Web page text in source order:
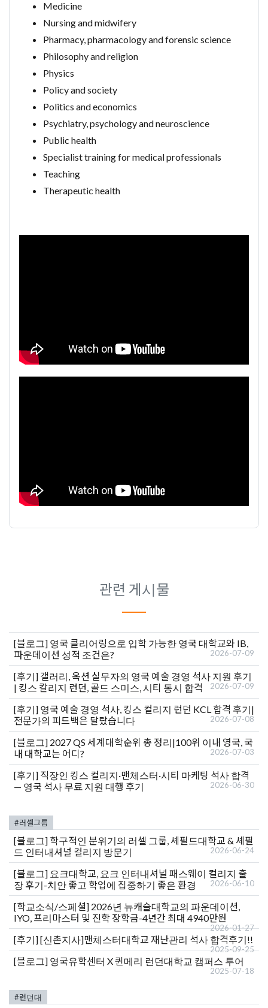
Medicine
Nursing and midwifery
Pharmacy, pharmacology and forensic science
Philosophy and religion
Physics
Policy and society
Politics and economics
Psychiatry, psychology and neuroscience
Public health
Specialist training for medical professionals
Teaching
Therapeutic health
관련 게시물
[블로그] 영국 클리어링으로 입학 가능한 영국 대학교와 IB,
파운데이션 성적 조건은?
2026-07-09
[후기] 갤러리, 옥션 실무자의 영국 예술 경영 석사 지원 후기
| 킹스 칼리지 런던, 골드 스미스, 시티 동시 합격
2026-07-09
[후기] 영국 예술 경영 석사, 킹스 컬리지 런던 KCL 합격 후기|
전문가의 피드백은 달랐습니다
2026-07-08
[블로그] 2027 QS 세계대학순위 총 정리|100위 이내 영국, 국
내 대학교는 어디?
2026-07-03
[후기] 직장인 킹스 컬리지·맨체스터·시티 마케팅 석사 합격
— 영국 석사 무료 지원 대행 후기
2026-06-30
#러셀그룹
[블로그] 학구적인 분위기의 러셀 그룹, 셰필드대학교 & 셰필
드 인터내셔널 컬리지 방문기
2026-06-24
[블로그] 요크대학교, 요크 인터내셔널 패스웨이 컬리지 출
장 후기-치안 좋고 학업에 집중하기 좋은 환경
2026-06-10
[학교소식/스페셜] 2026년 뉴캐슬대학교의 파운데이션,
IYO, 프리마스터 및 진학 장학금-4년간 최대 4940만원
2026-01-27
[후기][신촌지사]맨체스터대학교 재난관리 석사 합격후기!!
2025-09-25
[블로그] 영국유학센터 X 퀸메리 런던대학교 캠퍼스 투어
2025-07-18
#런던대